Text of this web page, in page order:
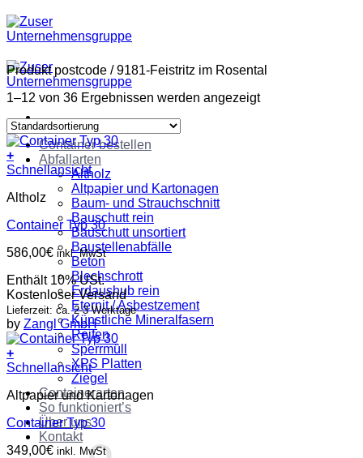
Zum
Inhalt
springen
Container bestellen
Abfallarten
Altholz
Altpapier und Kartonagen
Baum- und Strauchschnitt
Bauschutt rein
Bauschutt unsortiert
Baustellenabfälle
Beton
Blechschrott
Erdaushub rein
Eternit / Asbestzement
Künstliche Mineralfasern
Reifen
Sperrmüll
XPS Platten
Ziegel
Containerarten
So funktioniert’s
Über uns
Kontakt
Produkt postcode /9181-Feistritz im Rosental
1–12 von 36 Ergebnissen werden angezeigt
+
Schnellansicht
Altholz
Container Typ 30
586,00€ inkl. MwSt
Enthält 10% USt.
Kostenloser Versand
Lieferzeit: ca. 2-3 Werktage
by Zangl GmbH
+
Schnellansicht
Altpapier und Kartonagen
Container Typ 30
349,00€ inkl. MwSt